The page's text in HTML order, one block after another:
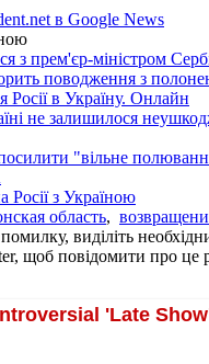
в Google News
з прем'єр-міністром
поводження з
Росії в Україну. Онлайн
не залишилося
"вільне
Росії з Україною
область,
виділіть
щоб повідомити про це